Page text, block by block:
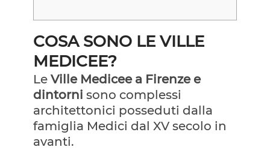
COSA SONO LE VILLE
MEDICEE?
Le Ville Medicee a Firenze e
dintorni sono complessi
architettonici posseduti dalla
famiglia Medici dal XV secolo in
avanti.